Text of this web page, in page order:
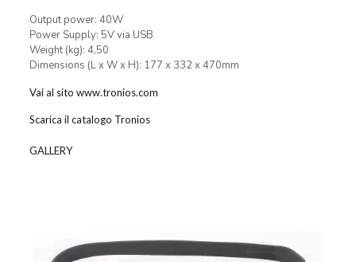
Output power: 40W
Power Supply: 5V via USB
Weight (kg): 4,50
Dimensions (L x W x H): 177 x 332 x 470mm
Vai al sito www.tronios.com
Scarica il catalogo Tronios
GALLERY